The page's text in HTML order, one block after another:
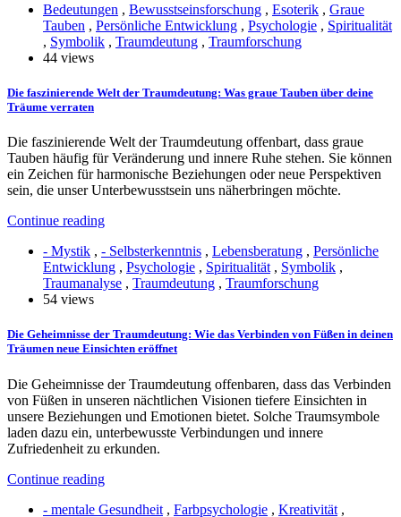
Bedeutungen , Bewusstseinsforschung , Esoterik , Graue
Tauben , Persönliche Entwicklung , Psychologie , Spiritualität
, Symbolik , Traumdeutung , Traumforschung
44 views
Die faszinierende Welt der Traumdeutung: Was graue Tauben über deine
Träume verraten
Die faszinierende Welt der Traumdeutung offenbart, dass graue
Tauben häufig für Veränderung und innere Ruhe stehen. Sie können
ein Zeichen für harmonische Beziehungen oder neue Perspektiven
sein, die unser Unterbewusstsein uns näherbringen möchte.
Continue reading
- Mystik , - Selbsterkenntnis , Lebensberatung , Persönliche
Entwicklung , Psychologie , Spiritualität , Symbolik ,
Traumanalyse , Traumdeutung , Traumforschung
54 views
Die Geheimnisse der Traumdeutung: Wie das Verbinden von Füßen in deinen
Träumen neue Einsichten eröffnet
Die Geheimnisse der Traumdeutung offenbaren, dass das Verbinden
von Füßen in unseren nächtlichen Visionen tiefere Einsichten in
unsere Beziehungen und Emotionen bietet. Solche Traumsymbole
laden dazu ein, unterbewusste Verbindungen und innere
Zufriedenheit zu erkunden.
Continue reading
- mentale Gesundheit , Farbpsychologie , Kreativität ,